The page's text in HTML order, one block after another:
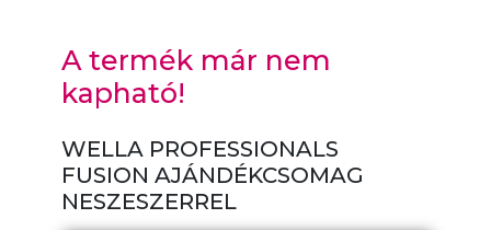
A termék már nem
kapható!
WELLA PROFESSIONALS
FUSION AJÁNDÉKCSOMAG
NESZESZERREL